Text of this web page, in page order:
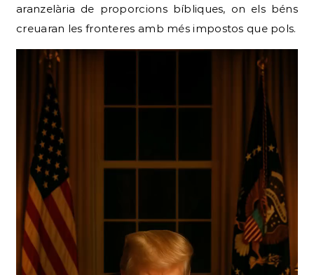
aranzelària de proporcions bíbliques, on els béns
creuaran les fronteres amb més impostos que pols.